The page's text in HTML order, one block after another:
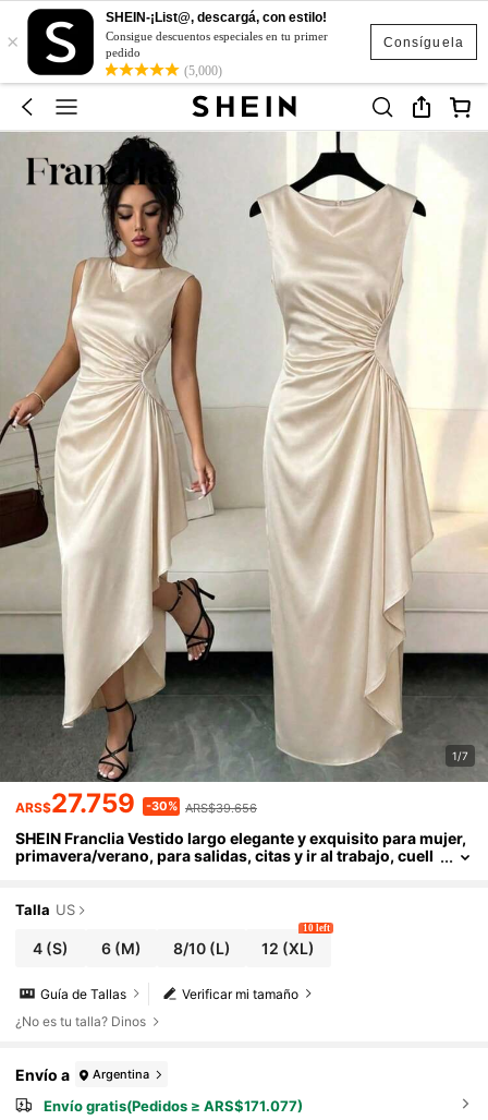
Consíguela
×
SHEIN-¡List@, descargá, con estilo!
Consigue descuentos especiales en tu primer
pedido
(5,000)
1/7
ARS$27.759 -30% ARS$39.656
SHEIN Franclia Vestido largo elegante y exquisito para mujer,
primavera/verano, para salidas, citas y ir al trabajo, cuell
Talla US
4 (S) 6 (M) 8/10(L) 12 (XL)
10 left
Verificar mi tamaño
Guía de Tallas
¿No es tu talla? Dinos
Envío a Argentina
Envío gratis(Pedidos ≥ ARS$171.077)